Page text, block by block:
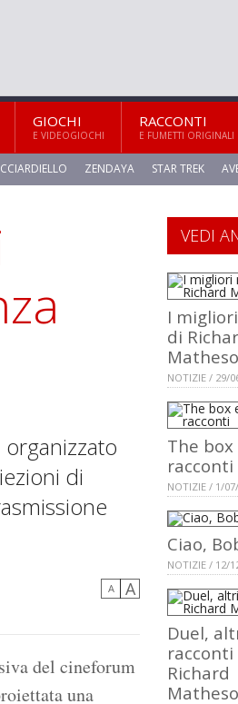
GIOCHI
E VIDEOGIOCHI
RACCONTI
E FUMETTI ORIGINALI
ZENDAYA STAR TREK
di
A A
del cineforum
una
VEDI
I
di
NOTIZIE / 29/
The
racconti
NOTIZIE / 1/
Ciao,
NOTIZIE / 12/
Duel,
racconti
Richard